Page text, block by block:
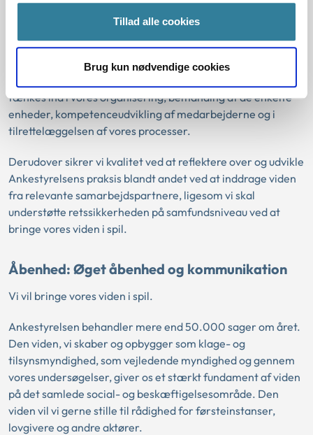
Tillad alle cookies
Brug kun nødvendige cookies
med den høje grad af detailregulering er det nødvendigt
også at have fokus på at undgå juridisk silotænkning. Vi skal
i stedet have en helhedsorienteret tilgang til
tænkes ind i vores organisering, bemanding af de enkelte
enheder, kompetenceudvikling af medarbejderne og i
tilrettelæggelsen af vores processer.
Derudover sikrer vi kvalitet ved at reflektere over og udvikle
Ankestyrelsens praksis blandt andet ved at inddrage viden
fra relevante samarbejdspartnere, ligesom vi skal
understøtte retssikkerheden på samfundsniveau ved at
bringe vores viden i spil.
Åbenhed: Øget åbenhed og kommunikation
Vi vil bringe vores viden i spil.
Ankestyrelsen behandler mere end 50.000 sager om året.
Den viden, vi skaber og opbygger som klage- og
tilsynsmyndighed, som vejledende myndighed og gennem
vores undersøgelser, giver os et stærkt fundament af viden
på det samlede social- og beskæftigelsesområde. Den
viden vil vi gerne stille til rådighed for førsteinstanser,
lovgivere og andre aktører.